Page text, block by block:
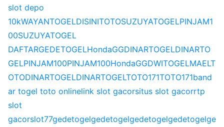
slot depo
10kWAYANTOGELDISINITOTOSUZUYATOGELPINJAM1
00SUZUYATOGEL
DAFTARGEDETOGELHondaGGDINARTOGELDINARTO
GELPINJAM100PINJAM100HondaGGDWITOGELMAELT
OTODINARTOGELDINARTOGELTOTO171TOTO171band
ar togel toto onlinelink slot gacorsitus slot gacorrtp
slot
gacorslot77gedetogelgedetogelgedetogelgedetogelge